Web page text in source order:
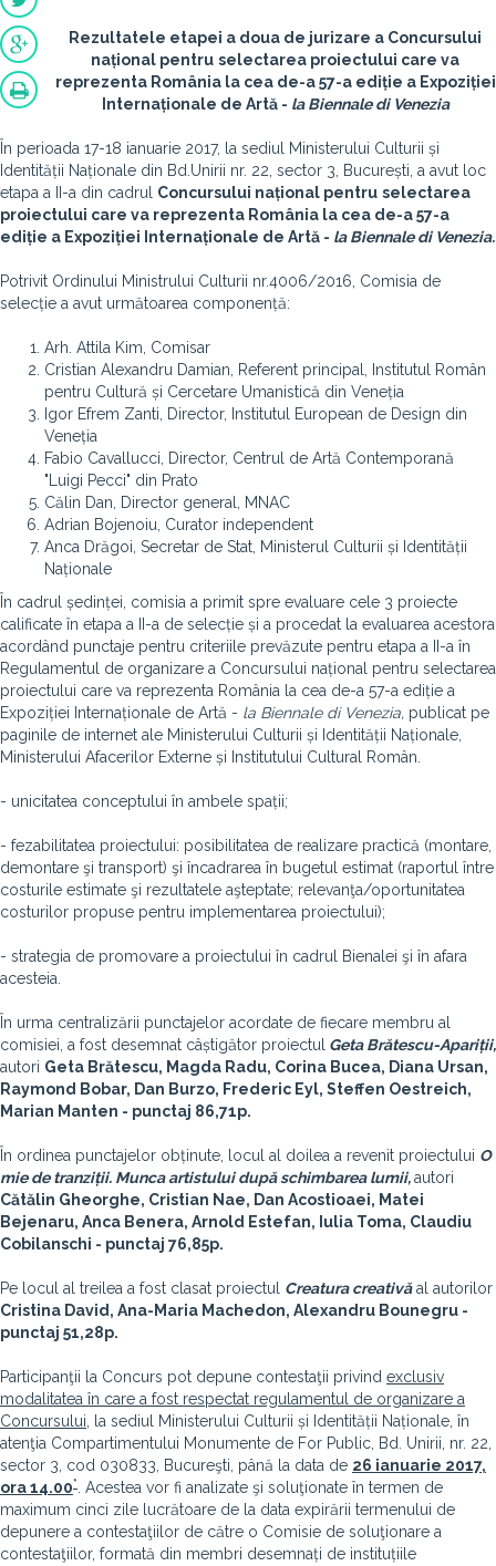
Rezultatele etapei a doua de jurizare a Concursului
național pentru selectarea proiectului care va
reprezenta România la cea de-a 57-a ediție a Expoziției
Internaționale de Artă - la Biennale di Venezia
În perioada 17-18 ianuarie 2017, la sediul Ministerului Culturii și
Identității Naționale din Bd.Unirii nr. 22, sector 3, București, a avut loc
etapa a II-a din cadrul Concursului național pentru selectarea
proiectului care va reprezenta România la cea de-a 57-a
ediție a Expoziției Internaționale de Artă - la Biennale di Venezia.
Potrivit Ordinului Ministrului Culturii nr.4006/2016, Comisia de
selecție a avut următoarea componență:
Arh. Attila Kim, Comisar
Cristian Alexandru Damian, Referent principal, Institutul Român
pentru Cultură și Cercetare Umanistică din Veneția
Igor Efrem Zanti, Director, Institutul European de Design din
Veneția
Fabio Cavallucci, Director, Centrul de Artă Contemporană
"Luigi Pecci" din Prato
Călin Dan, Director general, MNAC
Adrian Bojenoiu, Curator independent
Anca Drăgoi, Secretar de Stat, Ministerul Culturii și Identității
Naționale
În cadrul ședinței, comisia a primit spre evaluare cele 3 proiecte
calificate în etapa a II-a de selecție și a procedat la evaluarea acestora
acordând punctaje pentru criteriile prevăzute pentru etapa a II-a în
Regulamentul de organizare a Concursului național pentru selectarea
proiectului care va reprezenta România la cea de-a 57-a ediție a
Expoziției Internaționale de Artă - la Biennale di Venezia, publicat pe
paginile de internet ale Ministerului Culturii și Identității Naționale,
Ministerului Afacerilor Externe și Institutului Cultural Român.
- unicitatea conceptului în ambele spații;
- fezabilitatea proiectului: posibilitatea de realizare practică (montare,
demontare şi transport) şi încadrarea în bugetul estimat (raportul între
costurile estimate şi rezultatele aşteptate; relevanţa/oportunitatea
costurilor propuse pentru implementarea proiectului);
- strategia de promovare a proiectului în cadrul Bienalei şi în afara
acesteia.
În urma centralizării punctajelor acordate de fiecare membru al
comisiei, a fost desemnat câștigător proiectul Geta Brătescu-Apariții,
autori Geta Brătescu, Magda Radu, Corina Bucea, Diana Ursan,
Raymond Bobar, Dan Burzo, Frederic Eyl, Steffen Oestreich,
Marian Manten - punctaj 86,71p.
În ordinea punctajelor obținute, locul al doilea a revenit proiectului O
mie de tranziții. Munca artistului după schimbarea lumii,autori
Cătălin Gheorghe, Cristian Nae, Dan Acostioaei, Matei
Bejenaru, Anca Benera, Arnold Estefan, Iulia Toma, Claudiu
Cobilanschi - punctaj 76,85p.
Pe locul al treilea a fost clasat proiectul Creatura creativă al autorilor
Cristina David, Ana-Maria Machedon, Alexandru Bounegru -
punctaj 51,28p.
Participanţii la Concurs pot depune contestaţii privind exclusiv
modalitatea în care a fost respectat regulamentul de organizare a
Concursului , la sediul Ministerului Culturii și Identității Naționale, în
atenţia Compartimentului Monumente de For Public, Bd. Unirii, nr. 22,
sector 3, cod 030833, Bucureşti, până la data de 26 ianuarie 2017,
ora 14.00*
. Acestea vor fi analizate şi soluţionate în termen de
maximum cinci zile lucrătoare de la data expirării termenului de
depunere a contestaţiilor de către o Comisie de soluţionare a
contestaţiilor, formată din membri desemnați de instituțiile